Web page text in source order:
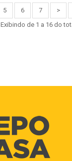
5 6 7 >
Exibindo de 1 a 16 do